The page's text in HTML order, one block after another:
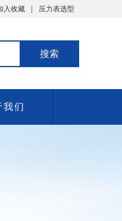
入收藏 压力表选型
我们